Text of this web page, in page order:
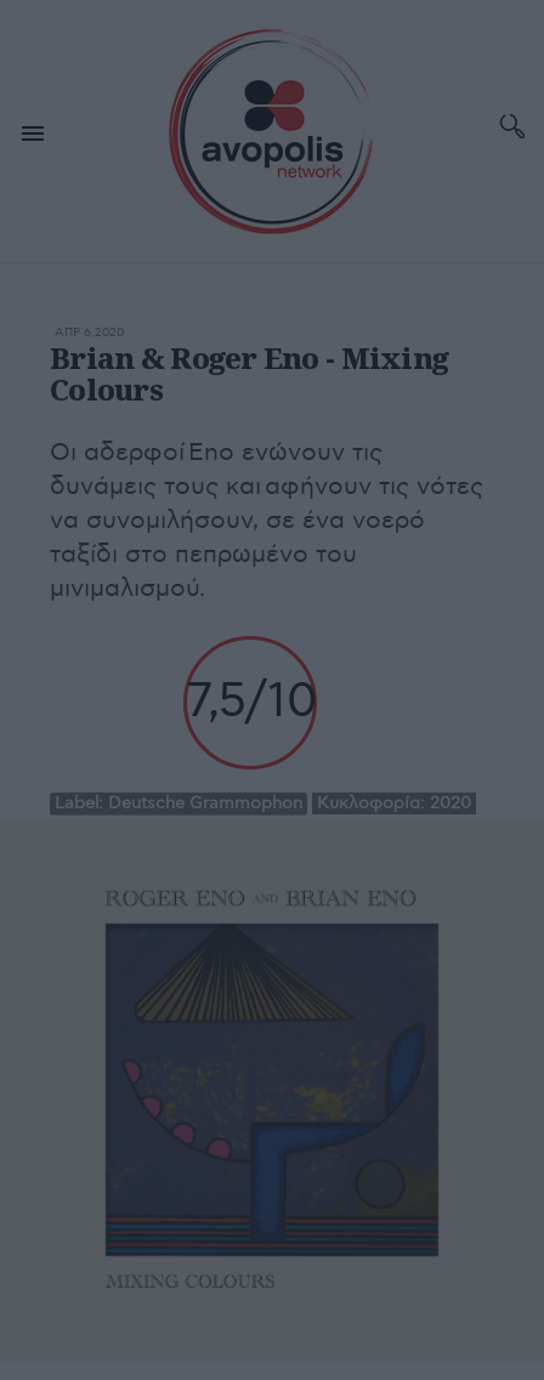
ΑΠΡ 6,2020
Brian & Roger Eno - Mixing
Colours
Οι αδερφοί Eno ενώνουν τις
δυνάμεις τους και αφήνουν τις νότες
να συνομιλήσουν, σε ένα νοερό
ταξίδι στο πεπρωμένο του
μινιμαλισμού.
7,5/10
Label: Deutsche Grammophon Κυκλοφορία: 2020